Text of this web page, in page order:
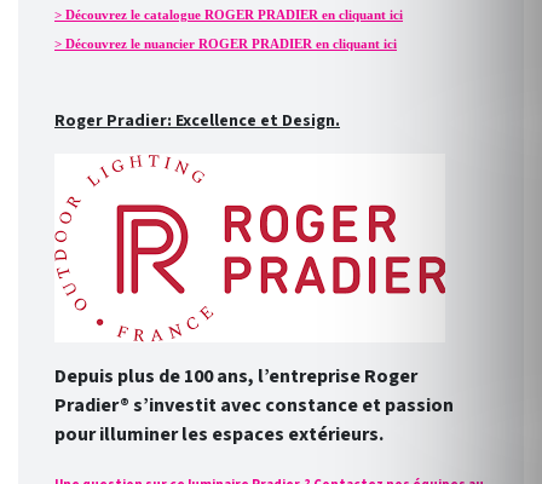
> Découvrez le catalogue ROGER PRADIER en cliquant ici
> Découvrez le nuancier ROGER PRADIER en cliquant ici
Roger Pradier: Excellence et Design.
Depuis plus de 100 ans, l’entreprise Roger
Pradier® s’investit avec constance et passion
pour illuminer les espaces extérieurs.